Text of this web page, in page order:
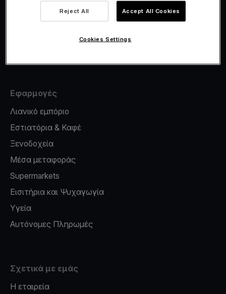
Έκδοση καρτών
Εφαρμογές
Λιανικό εμπόριο
Εστιατόρια & Καφέ
Ξενοδοχεία
Μέσα μεταφοράς
Supermarkets
Εισιτήρια και Ψυχαγωγία
Υγεία
Αυτόνομες Πληρωμές
Σχετικά με εμάς
Η εταιρεία
Reject All Accept All Cookies
Cookies Settings